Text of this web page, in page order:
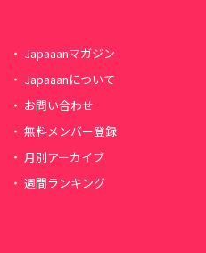
Japaaanマガジン
Japaaanについて
お問い合わせ
無料メンバー登録
月別アーカイブ
週間ランキング